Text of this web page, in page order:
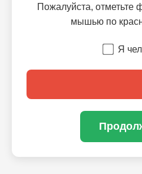
Пожалуйста, отметьте
мышью по
Я